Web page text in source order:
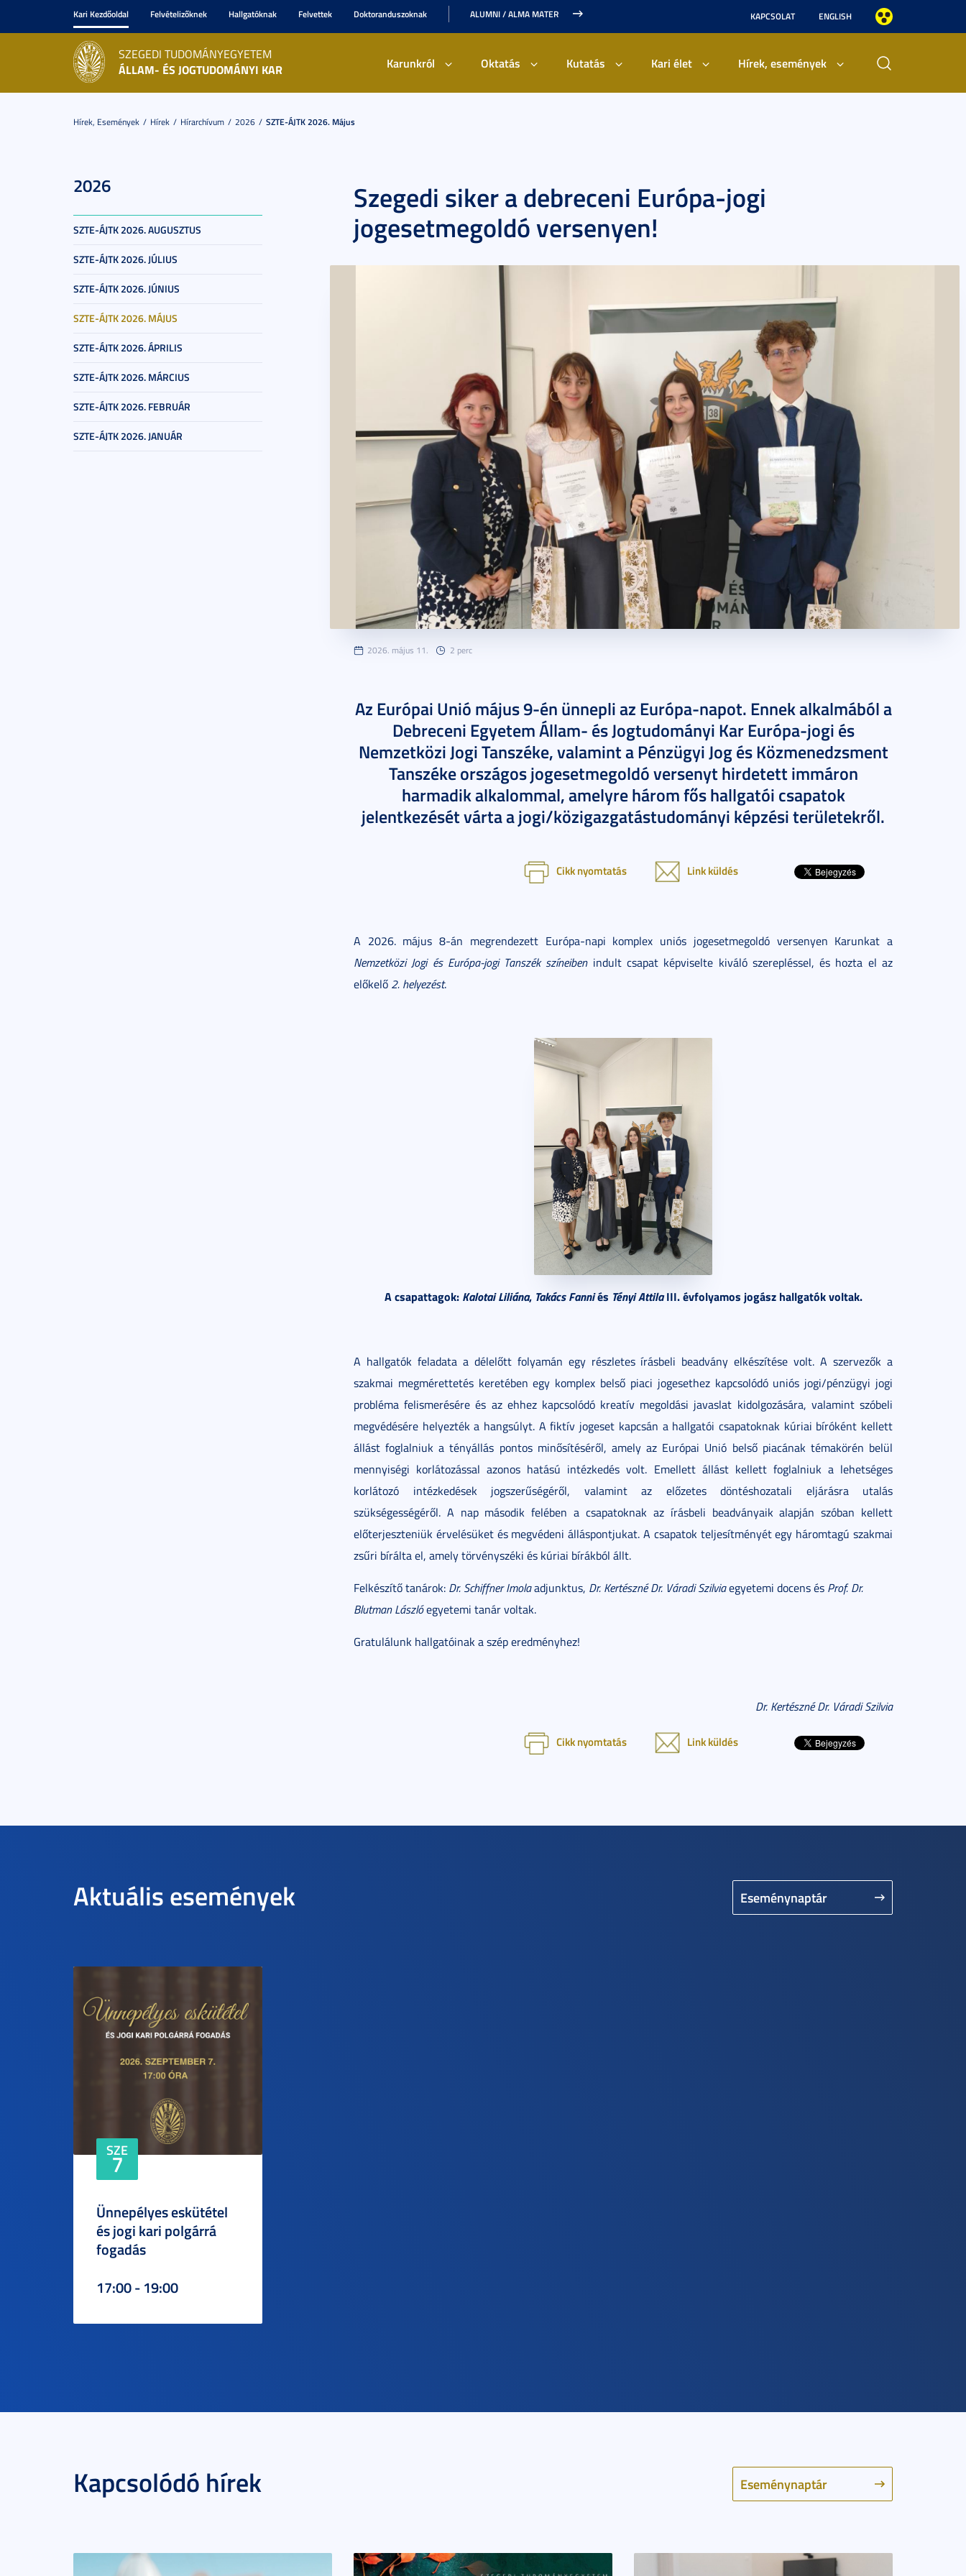
Kari Kezdőoldal Felvételizőknek Hallgatóknak Felvettek Doktoranduszoknak ALUMNI / ALMA MATER KAPCSOLAT ENGLISH
SZEGEDI TUDOMÁNYEGYETEM
ÁLLAM- ÉS JOGTUDOMÁNYI KAR Karunkról Oktatás Kutatás Kari élet Hírek, események
Hírek, Események Hírek Hírarchívum 2026 SZTE-ÁJTK 2026. Május
2026
SZTE-ÁJTK 2026. AUGUSZTUS
SZTE-ÁJTK 2026. JÚLIUS
SZTE-ÁJTK 2026. JÚNIUS
SZTE-ÁJTK 2026. MÁJUS
SZTE-ÁJTK 2026. ÁPRILIS
SZTE-ÁJTK 2026. MÁRCIUS
SZTE-ÁJTK 2026. FEBRUÁR
SZTE-ÁJTK 2026. JANUÁR
Szegedi siker a debreceni Európa-jogi
jogesetmegoldó versenyen!
2026. május 11. 2 perc
Az Európai Unió május 9-én ünnepli az Európa-napot. Ennek alkalmából a
Debreceni Egyetem Állam- és Jogtudományi Kar Európa-jogi és
Nemzetközi Jogi Tanszéke, valamint a Pénzügyi Jog és Közmenedzsment
Tanszéke országos jogesetmegoldó versenyt hirdetett immáron
harmadik alkalommal, amelyre három fős hallgatói csapatok
jelentkezését várta a jogi/közigazgatástudományi képzési területekről.
Cikk nyomtatás Link küldés
A 2026. május 8-án megrendezett Európa-napi komplex uniós jogesetmegoldó versenyen Karunkat a
Nemzetközi Jogi és Európa-jogi Tanszék színeibenindult csapat képviselte kiváló szerepléssel, és hozta el az
előkelő 2. helyezést.
A csapattagok: Kalotai Liliána, Takács Fanniés Tényi AttilaIII. évfolyamos jogász hallgatók voltak.
A hallgatók feladata a délelőtt folyamán egy részletes írásbeli beadvány elkészítése volt. A szervezők a
szakmai megmérettetés keretében egy komplex belső piaci jogesethez kapcsolódó uniós jogi/pénzügyi jogi
probléma felismerésére és az ehhez kapcsolódó kreatív megoldási javaslat kidolgozására, valamint szóbeli
megvédésére helyezték a hangsúlyt. A fiktív jogeset kapcsán a hallgatói csapatoknak kúriai bíróként kellett
állást foglalniuk a tényállás pontos minősítéséről, amely az Európai Unió belső piacának témakörén belül
mennyiségi korlátozással azonos hatású intézkedés volt. Emellett állást kellett foglalniuk a lehetséges
korlátozó intézkedések jogszerűségéről, valamint az előzetes döntéshozatali eljárásra utalás
szükségességéről. A nap második felében a csapatoknak az írásbeli beadványaik alapján szóban kellett
előterjeszteniük érvelésüket és megvédeni álláspontjukat. A csapatok teljesítményét egy háromtagú szakmai
zsűri bírálta el, amely törvényszéki és kúriai bírákból állt.
Felkészítő tanárok: Dr. Schiffner Imolaadjunktus, Dr. Kertészné Dr. Váradi Szilviaegyetemi docens és Prof. Dr.
Blutman Lászlóegyetemi tanár voltak.
Gratulálunk hallgatóinak a szép eredményhez!
Dr. Kertészné Dr. Váradi Szilvia
Cikk nyomtatás Link küldés
Aktuális események Eseménynaptár
SZE
7
Ünnepélyes eskütétel
és jogi kari polgárrá
fogadás
17:00 - 19:00
Kapcsolódó hírek Eseménynaptár